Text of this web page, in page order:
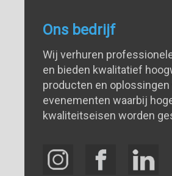
Ons bedrijf
Wij verhuren
en bieden kwalitatief
producten en oplossingen
evenementen waarbij
kwaliteitseisen worden